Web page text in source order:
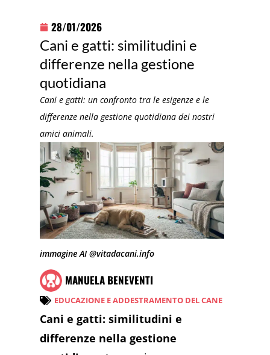
28/01/2026
Cani e gatti: similitudini e
differenze nella gestione
quotidiana
Cani e gatti: un confronto tra le esigenze e le
differenze nella gestione quotidiana dei nostri
amici animali.
immagine AI @vitadacani.info
MANUELA BENEVENTI
EDUCAZIONE E ADDESTRAMENTO DEL CANE
Cani e gatti: similitudini e
differenze nella gestione